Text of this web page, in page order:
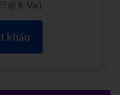
@ #, V.v.)
khẩu